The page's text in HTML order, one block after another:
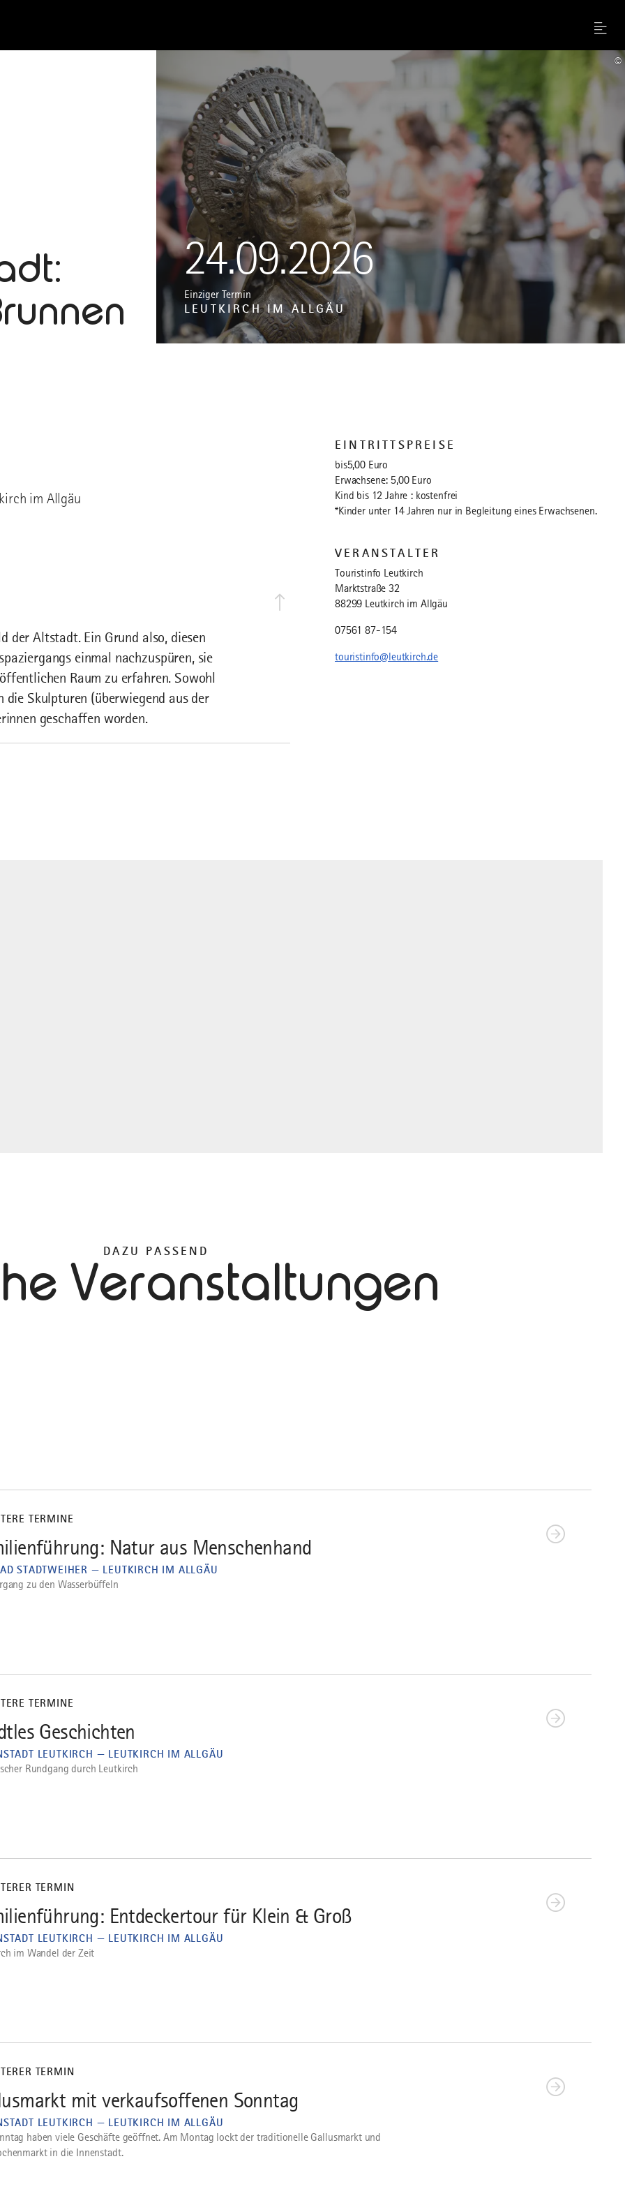
Menu
24.09.2026
Einziger Termin
LEUTKIRCH IM ALLGÄU
©
im Allgäu
der Altstadt. Ein Grund also, diesen
einmal nachzuspüren, sie
Raum zu erfahren. Sowohl
die Skulpturen (überwiegend aus der
geschaffen worden.
EINTRITTSPREISE
bis5,00 Euro
Erwachsene: 5,00 Euro
Kind bis 12 Jahre : kostenfrei
*Kinder unter 14 Jahren nur in Begleitung eines Erwachsenen.
VERANSTALTER
Touristinfo Leutkirch
Marktstraße 32
88299 Leutkirch im Allgäu
07561 87-154
touristinfo@leutkirch.de
DAZU PASSEND
Veranstaltungen
TERMINE
Natur aus Menschenhand
STADTWEIHER — LEUTKIRCH IM ALLGÄU
zu den Wasserbüffeln
TERMINE
Geschichten
LEUTKIRCH — LEUTKIRCH IM ALLGÄU
Rundgang durch Leutkirch
TERMIN
Entdeckertour für Klein & Groß
LEUTKIRCH — LEUTKIRCH IM ALLGÄU
im Wandel der Zeit
TERMIN
mit verkaufsoffenen Sonntag
LEUTKIRCH — LEUTKIRCH IM ALLGÄU
haben viele Geschäfte geöffnet. Am Montag lockt der traditionelle Gallusmarkt und
in die Innenstadt.